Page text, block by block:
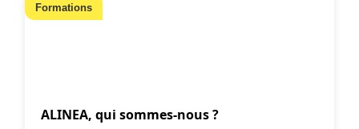
Formations
ALINEA, qui sommes-nous ?